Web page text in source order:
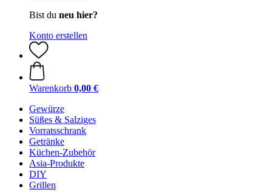
Bist du neu hier?
Konto erstellen
Warenkorb 0,00 €
Gewürze
Süßes & Salziges
Vorratsschrank
Getränke
Küchen-Zubehör
Asia-Produkte
DIY
Grillen